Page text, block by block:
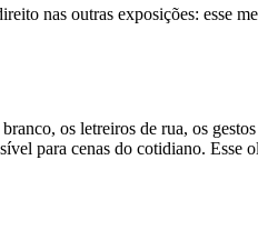
nas outras exposições: esse
os letreiros de rua, os
para cenas do cotidiano.